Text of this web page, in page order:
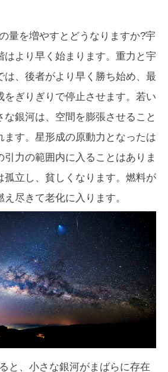
量を増やすとどうなりますか?宇
はより早く始まります。重力と宇
は、後者がより早く勝ち始め、最
をぎりぎりで停止させます。若い
な銀河は、空間を膨張させること
ます。星形成の原動力となったは
力の範囲内に入ることはありま
孤立し、貧しくなります。燃料が
尽きて老化に入ります。
と、小さな銀河がまばらに存在